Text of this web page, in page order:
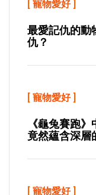
[ 寵物愛好]
最愛記仇的動
仇？
[ 寵物愛好]
《龜兔賽跑
竟然蘊含深層
[ 寵物愛好]